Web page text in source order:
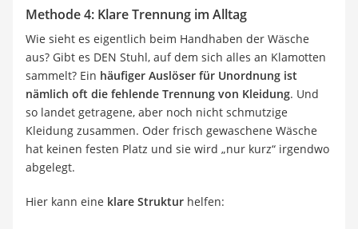
Methode 4: Klare Trennung im Alltag
Wie sieht es eigentlich beim Handhaben der Wäsche
aus? Gibt es DEN Stuhl, auf dem sich alles an Klamotten
sammelt? Ein häufiger Auslöser für Unordnung ist
nämlich oft die fehlende Trennung von Kleidung. Und
so landet getragene, aber noch nicht schmutzige
Kleidung zusammen. Oder frisch gewaschene Wäsche
hat keinen festen Platz und sie wird „nur kurz“ irgendwo
abgelegt.
Hier kann eine klare Struktur helfen: